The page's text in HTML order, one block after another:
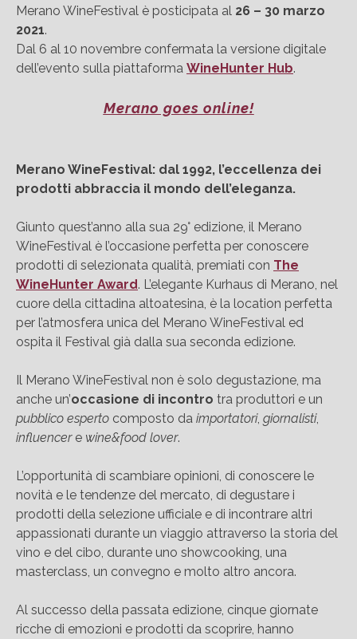
Merano WineFestival è posticipata al 26 – 30 marzo
2021.
Dal 6 al 10 novembre confermata la versione digitale
dell’evento sulla piattaforma WineHunter Hub.
Merano goes online!
Merano WineFestival: dal 1992, l’eccellenza dei
prodotti abbraccia il mondo dell’eleganza.
Giunto quest’anno alla sua 29° edizione, il Merano
WineFestival è l’occasione perfetta per conoscere
prodotti di selezionata qualità, premiati con The
WineHunter Award. L’elegante Kurhaus di Merano, nel
cuore della cittadina altoatesina, è la location perfetta
per l’atmosfera unica del Merano WineFestival ed
ospita il Festival già dalla sua seconda edizione.
Il Merano WineFestival non è solo degustazione, ma
anche un’occasione di incontro tra produttori e un
pubblico esperto composto da importatori, giornalisti,
influencere wine&food lover.
L’opportunità di scambiare opinioni, di conoscere le
novità e le tendenze del mercato, di degustare i
prodotti della selezione ufficiale e di incontrare altri
appassionati durante un viaggio attraverso la storia del
vino e del cibo, durante uno showcooking, una
masterclass, un convegno e molto altro ancora.
Al successo della passata edizione, cinque giornate
ricche di emozioni e prodotti da scoprire, hanno